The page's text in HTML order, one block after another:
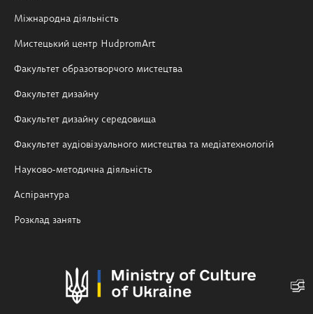
Міжнародна діяльність
Мистецький центр HudpromArt
Факультет образотворчого мистецтва
Факультет дизайну
Факультет дизайну середовища
Факультет аудіовізуального мистецтва та медіатехнологій
Науково-методична діяльність
Аспірантура
Розклад занять